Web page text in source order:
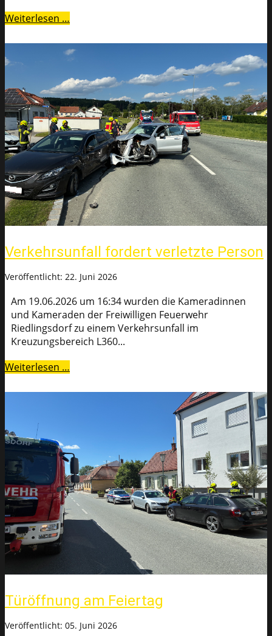
Weiterlesen …
Verkehrsunfall fordert verletzte Person
Veröffentlicht: 22. Juni 2026
Am 19.06.2026 um 16:34 wurden die Kameradinnen
und Kameraden der Freiwilligen Feuerwehr
Riedlingsdorf zu einem Verkehrsunfall im
Kreuzungsbereich L360...
Weiterlesen …
Türöffnung am Feiertag
Veröffentlicht: 05. Juni 2026